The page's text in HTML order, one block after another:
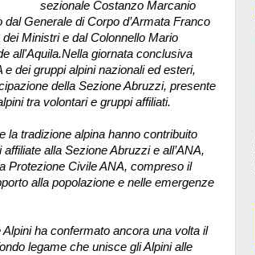
sezionale Costanzo Marcanio
Generale di Corpo d’Armata Franco
Ministri e dal Colonnello Mario
all'Aquila.Nella giornata conclusiva
dei gruppi alpini nazionali ed esteri,
della Sezione Abruzzi, presente
tra volontari e gruppi affiliati.
la tradizione alpina hanno contribuito
alla Sezione Abruzzi e all’ANA,
Protezione Civile ANA, compreso il
alla popolazione e nelle emergenze
ha confermato ancora una volta il
legame che unisce gli Alpini alle